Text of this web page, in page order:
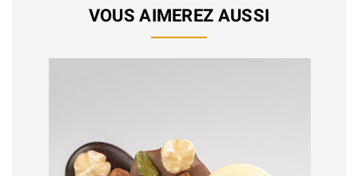
VOUS AIMEREZ AUSSI